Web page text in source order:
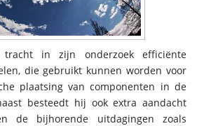
in zijn onderzoek efficiënte
die gebruikt kunnen worden voor
plaatsing van componenten in de
besteedt hij ook extra aandacht
de bijhorende uitdagingen zoals